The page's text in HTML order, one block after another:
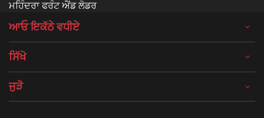
ਮਹਿੰਦਰਾ ਫਰੰਟ ਐਂਡ ਲੋਡਰ
ਆਓ ਇਕੱਠੇ ਵਧੀਏ
ਸਿੱਖੋ
ਜੁੜੋ